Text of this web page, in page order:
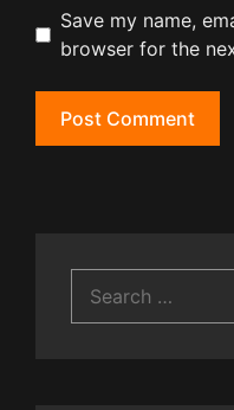
Save my name,
browser for the
for: